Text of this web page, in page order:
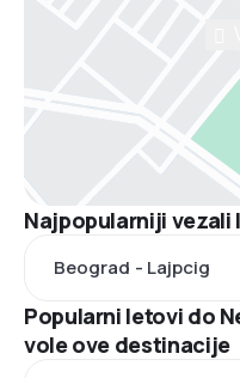
Najpopularniji vezali
Beograd - Lajpcig
Popularni letovi do
vole ove destinacije